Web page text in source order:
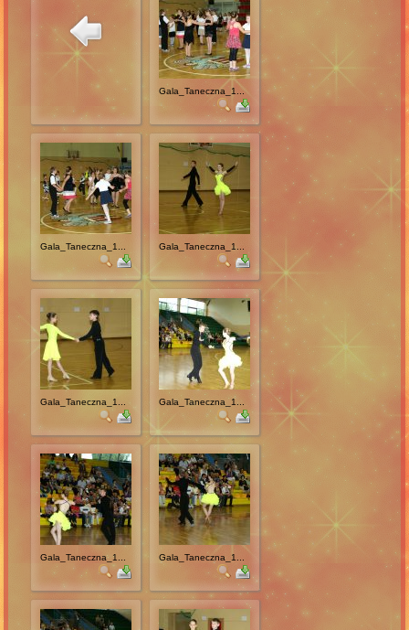
Gala_Taneczna_1...
Gala_Taneczna_1... Gala_Taneczna_1...
Gala_Taneczna_1... Gala_Taneczna_1...
Gala_Taneczna_1... Gala_Taneczna_1...